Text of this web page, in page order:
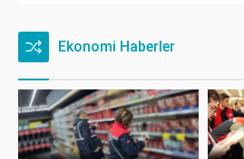
Ekonomi Haberler